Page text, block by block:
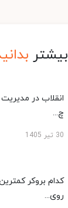
بیشتر بدانید
انقلاب در مدیریت
چ...
30 تیر 1405
کدام بروکر
روی...